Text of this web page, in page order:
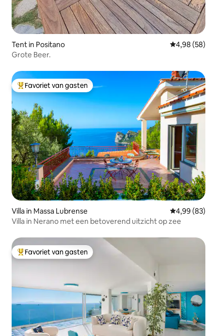
Tent in Positano Gemiddelde
4,98 (58)
Grote Beer.
Topfavoriet van gasten
Favoriet van gasten
Villa in Massa Lubrense Gemiddelde
4,99 (83)
Villa in Nerano met een betoverend uitzicht op zee
Topfavoriet van gasten
Favoriet van gasten